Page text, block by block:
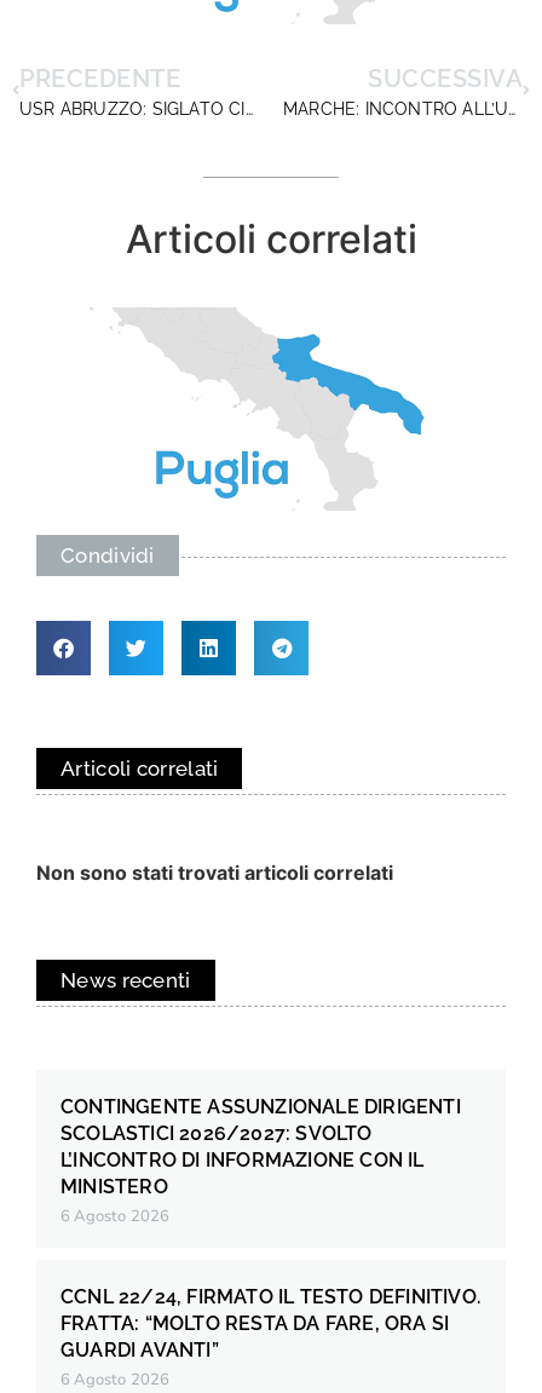
PRECEDENTE
USR ABRUZZO: SIGLATO CIR 2019/2020
SUCCESSIVA
MARCHE: INCONTRO ALL’USR
Articoli correlati
Condividi
Articoli correlati
Non sono stati trovati articoli correlati
News recenti
CONTINGENTE ASSUNZIONALE DIRIGENTI
SCOLASTICI 2026/2027: SVOLTO
L’INCONTRO DI INFORMAZIONE CON IL
MINISTERO
6 Agosto 2026
CCNL 22/24, FIRMATO IL TESTO DEFINITIVO.
FRATTA: “MOLTO RESTA DA FARE, ORA SI
GUARDI AVANTI”
6 Agosto 2026